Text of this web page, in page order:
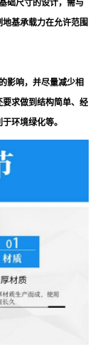
础尺寸的设计，需与
基承载力在允许范围
影响，并尽量减少相
求做到结构简单、经
环境绿化等。